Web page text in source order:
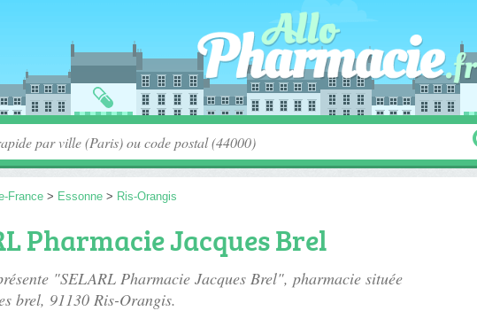
France > Essonne > Ris-Orangis
Pharmacie Jacques Brel
"SELARL Pharmacie Jacques Brel", pharmacie située
brel, 91130 Ris-Orangis.